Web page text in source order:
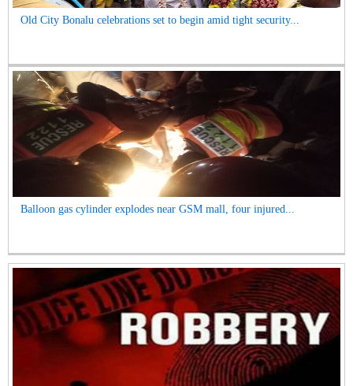
Old City Bonalu celebrations set to begin amid tight security...
Balloon gas cylinder explodes near GSM mall, four injured...